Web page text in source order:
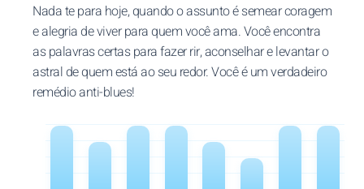
Nada te para hoje, quando o assunto é semear coragem
e alegria de viver para quem você ama. Você encontra
as palavras certas para fazer rir, aconselhar e levantar o
astral de quem está ao seu redor. Você é um verdadeiro
remédio anti-blues!